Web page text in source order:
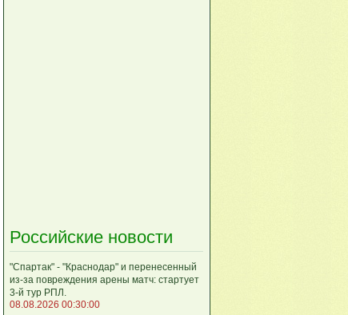
Российские новости
"Спартак" - "Краснодар" и перенесенный
из-за повреждения арены матч: стартует
3-й тур РПЛ.
08.08.2026 00:30:00